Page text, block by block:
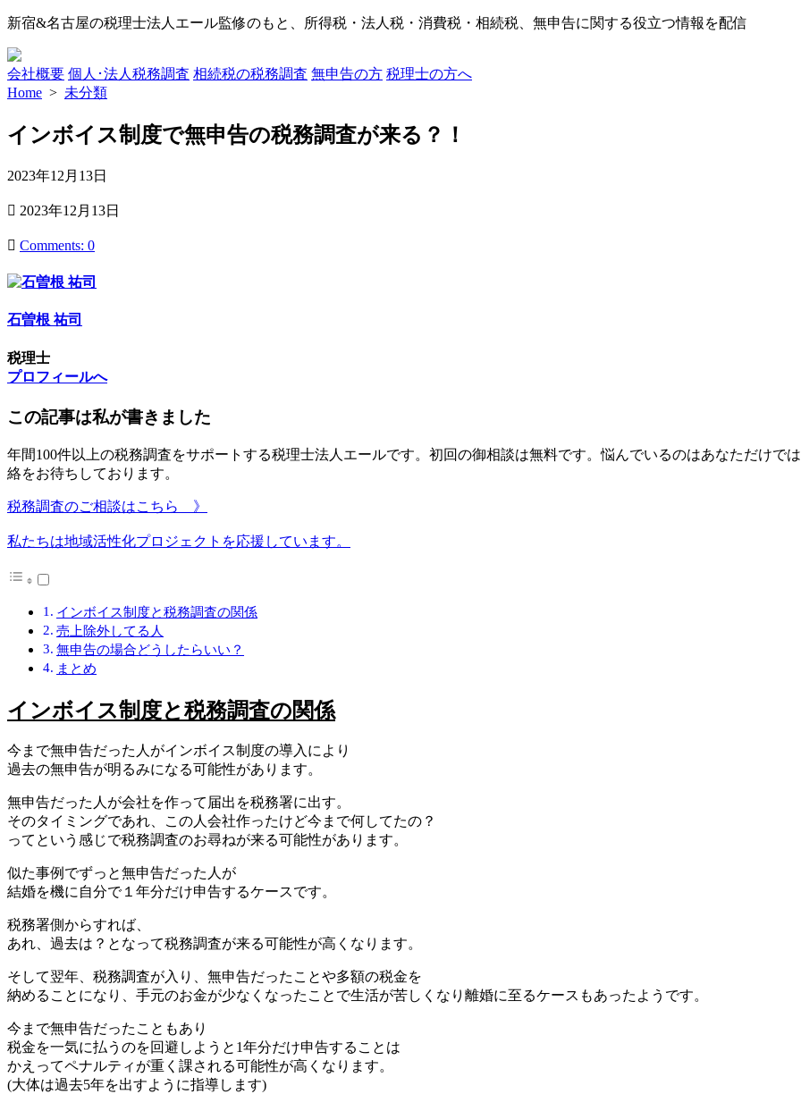
コ
テ
ン
ツ
ス
ッ
新宿&名古屋の税理士法人エール監修のもと、所得税・法人税・消費税・相続税、無申告に関する役立つ情報を配信
会社概要 個人･法人税務調査 相続税の税務調査 無申告の方 税理士の方へ
Home > 未分類
インボイス制度で無申告の税務調査が来る？！
公
日
2023年12月13日
最
更
日
2023年12月13日
Comments: 0
石曽根 祐司
税理士
プロフィールへ
この記事は私が書きました
年間100件以上の税務調査をサポートする税理士法人エールです。初回の御相談は無料です。悩んでいるのはあなただけで
絡をお待ちしております。
税務調査のご相談はこちら 》
私たちは地域活性化プロジェクトを応援しています。
インボイス制度と税務調査の関係
売上除外してる人
無申告の場合どうしたらいい？
まとめ
インボイス制度と税務調査の関係
今まで無申告だった人がインボイス制度の導入により
過去の無申告が明るみになる可能性があります。
無申告だった人が会社を作って届出を税務署に出す。
そのタイミングであれ、この人会社作ったけど今まで何してたの？
ってという感じで税務調査のお尋ねが来る可能性があります。
似た事例でずっと無申告だった人が
結婚を機に自分で１年分だけ申告するケースです。
税務署側からすれば、
あれ、過去は？となって税務調査が来る可能性が高くなります。
そして翌年、税務調査が入り、無申告だったことや多額の税金を
納めることになり、手元のお金が少なくなったことで生活が苦しくなり離婚に至るケースもあったようです。
今まで無申告だったこともあり
税金を一気に払うのを回避しようと1年分だけ申告することは
かえってペナルティが重く課される可能性が高くなります。
(大体は過去5年を出すように指導します)